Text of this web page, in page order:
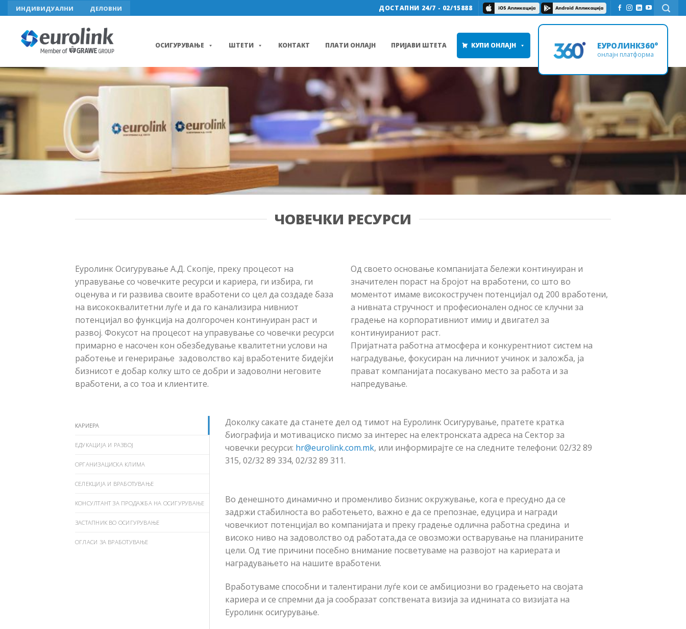
to
content
ИНДИВИДУАЛНИ ДЕЛОВНИ ДОСТАПНИ 24/7 - 02/15888
ОСИГУРУВАЊЕ ШТЕТИ КОНТАКТ ПЛАТИ ОНЛАЈН ПРИЈАВИ ШТЕТА КУПИ ОНЛАЈН ЕУРОЛИНК360°
онлајн платформа
ЧОВЕЧКИ РЕСУРСИ
Еуролинк Осигурување А.Д. Скопје, преку процесот на
управување со човечките ресурси и кариера, ги избира, ги
оценува и ги развива своите вработени со цел да создаде база
на висококвалитетни луѓе и да го канализира нивниот
потенцијал во функција на долгорочен континуиран раст и
развој. Фокусот на процесот на управување со човечки ресурси
примарно е насочен кон обезбедување квалитетни услови на
работење и генерирање задоволство кај вработените бидејќи
бизнисот е добар колку што се добри и задоволни неговите
вработени, а со тоа и клиентите.
Од своето основање компанијата бележи континуиран и
значителен пораст на бројот на вработени, со што во
моментот имаме високостручен потенцијал од 200 вработени,
а нивната стручност и професионален однос се клучни за
градење на корпоративниот имиџ и двигател за
континуираниот раст.
Пријатната работна атмосфера и конкурентниот систем на
наградување, фокусиран на личниот учинок и заложба, ја
прават компанијата посакувано место за работа и за
напредување.
КАРИЕРА
ЕДУКАЦИЈА И РАЗВОЈ
ОРГАНИЗАЦИСКА КЛИМА
СЕЛЕКЦИЈА И ВРАБОТУВАЊЕ
КОНСУЛТАНТ ЗА ПРОДАЖБА НА ОСИГУРУВАЊЕ
ЗАСТАПНИК ВО ОСИГУРУВАЊЕ
ОГЛАСИ ЗА ВРАБОТУВАЊЕ
Доколку сакате да станете дел од тимот на Еуролинк Осигурување, пратете кратка
биографија и мотивациско писмо за интерес на електронската адреса на Сектор за
човечки ресурси: hr@eurolink.com.mk, или информирајте се на следните телефони: 02/32 89
315, 02/32 89 334, 02/32 89 311.
Во денешното динамично и променливо бизнис окружување, кога е пресудно да се
задржи стабилноста во работењето, важно е да се препознае, едуцира и награди
човечкиот потенцијал во компанијата и преку градење одлична работна средина и
високо ниво на задоволство од работата,да се овозможи остварување на планираните
цели. Од тие причини посебно внимание посветуваме на развојот на кариерата и
наградувањето на нашите вработени.
Вработуваме способни и талентирани луѓе кои се амбициозни во градењето на својата
кариера и се спремни да ја сообразат сопствената визија за иднината со визијата на
Еуролинк осигурување.